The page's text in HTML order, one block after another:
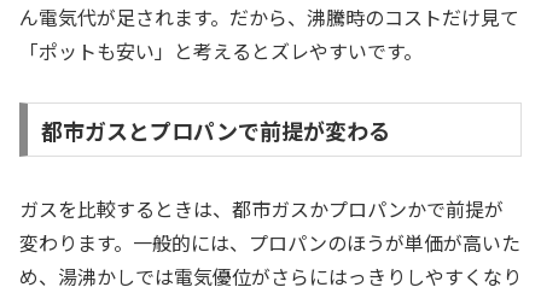
ん電気代が足されます。だから、沸騰時のコストだけ見て
「ポットも安い」と考えるとズレやすいです。
都市ガスとプロパンで前提が変わる
ガスを比較するときは、都市ガスかプロパンかで前提が
変わります。一般的には、プロパンのほうが単価が高いた
め、湯沸かしでは電気優位がさらにはっきりしやすくなり